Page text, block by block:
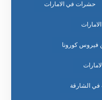
حشرات في الامارات
فيروس كورونا
الشارقة